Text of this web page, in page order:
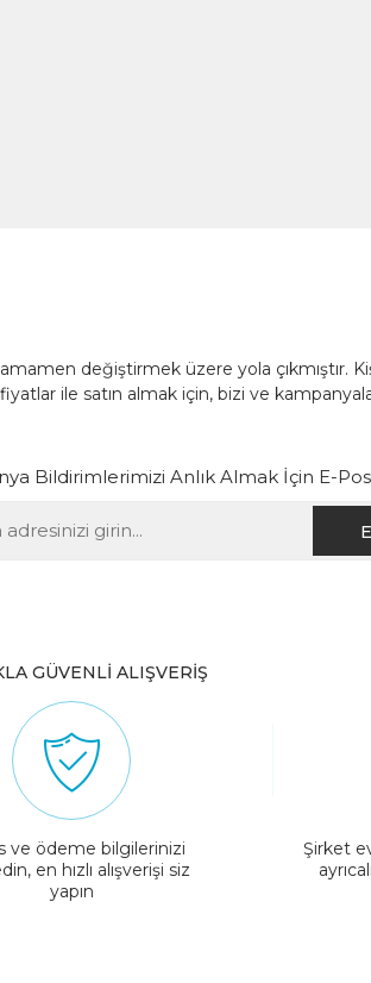
değiştirmek üzere yola
ile satın almak için, bizi ve
Bildirimlerimizi Anlık Almak İçin E-
GÜVENLİ ALIŞVERİŞ
ve ödeme bilgilerinizi
en hızlı alışverişi siz
yapın
Şirket